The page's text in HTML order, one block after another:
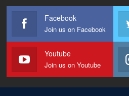
Facebook
Join us on Facebook
Youtube
Join us on Youtube